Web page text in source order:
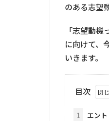
のある志望
「志望動
に向けて、
いきます。
目次
1
エン